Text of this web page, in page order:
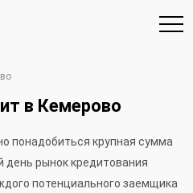
в Кемерово
понадобиться крупная сумма
день рынок кредитования
потенциального заемщика